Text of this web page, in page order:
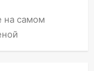
на самом